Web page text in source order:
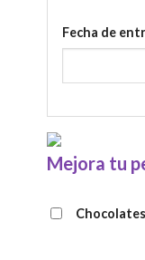
Fecha de
Mejora tu